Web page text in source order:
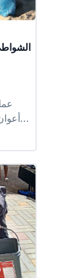
تنظيف
كل من